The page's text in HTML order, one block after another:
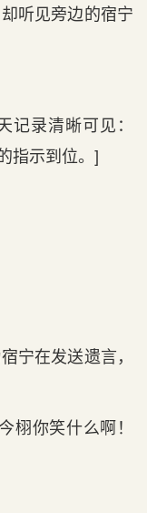
听见旁边的宿宁
录清晰可见：
指示到‌位。]
宁在发送遗言，
栩你笑什么啊！